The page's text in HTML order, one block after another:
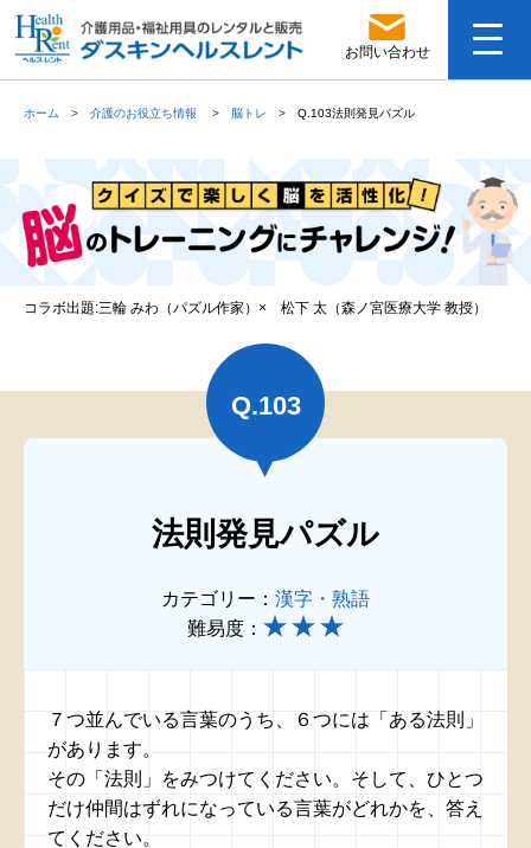
お問い合わせ
ホーム 介護のお役立ち情報 脳トレ Q.103法則発見パズル
コラボ出題:三輪 みわ（パズル作家）× 松下 太（森ノ宮医療大学 教授）
Q.103
法則発見パズル
カテゴリー： 漢字・熟語
難易度：
７つ並んでいる言葉のうち、６つには「ある法則」
があります。
その「法則」をみつけてください。そして、ひとつ
だけ仲間はずれになっている言葉がどれかを、答え
てください。